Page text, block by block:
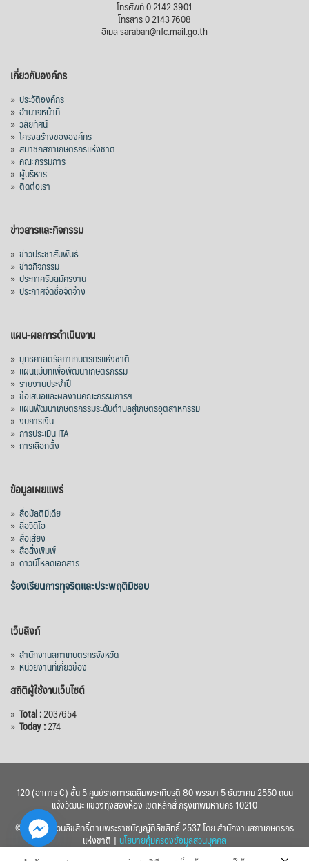
โทรศัพท์ 0 2142 3901
โทรสาร 0 2143 7608
อีเมล saraban@nfc.mail.go.th
เกี่ยวกับองค์กร
» ประวัติองค์กร
» อำนาจหน้าที่
» วิสัยทัศน์
» โครงสร้างขององค์กร
» สมาชิกสภาเกษตรกรแห่งชาติ
» คณะกรรมการ
» ผู้บริหาร
» ติดต่อเรา
ข่าวสารและกิจกรรม
» ข่าวประชาสัมพันธ์
» ข่าวกิจกรรม
» ประกาศรับสมัครงาน
» ประกาศจัดซื้อจัดจ้าง
แผน-ผลการดำเนินงาน
» ยุทธศาสตร์สภาเกษตรกรแห่งชาติ
» แผนแม่บทเพื่อพัฒนาเกษตรกรรม
» รายงานประจำปี
» ข้อเสนอและผลงานคณะกรรมการฯ
» แผนพัฒนาเกษตรกรรมระดับตำบลสู่เกษตรอุตสาหกรรม
» งบการเงิน
» การประเมิน ITA
» การเลือกตั้ง
ข้อมูลเผยแพร่
» สื่อมัลติมีเดีย
» สื่อวิดีโอ
» สื่อเสียง
» สื่อสิ่งพิมพ์
» ดาวน์โหลดเอกสาร
ร้องเรียนการทุจริตและประพฤติมิชอบ
เว็บลิงก์
» สำนักงานสภาเกษตรกรจังหวัด
» หน่วยงานที่เกี่ยวข้อง
สถิติผู้ใช้งานเว็บไซต์
» Total :2037654
» Today :274
120 (อาคาร C) ชั้น 5 ศูนย์ราชการเฉลิมพระเกียรติ 80 พรรษา 5 ธันวาคม 2550 ถนน
แจ้งวัฒนะ แขวงทุ่งสองห้อง เขตหลักสี่ กรุงเทพมหานคร 10210
© 2560 สงวนลิขสิทธิ์ตามพระราชบัญญัติลิขสิทธิ์ 2537 โดย สำนักงานสภาเกษตรกร
แห่งชาติ | นโยบายคุ้มครองข้อมูลส่วนบุคคล